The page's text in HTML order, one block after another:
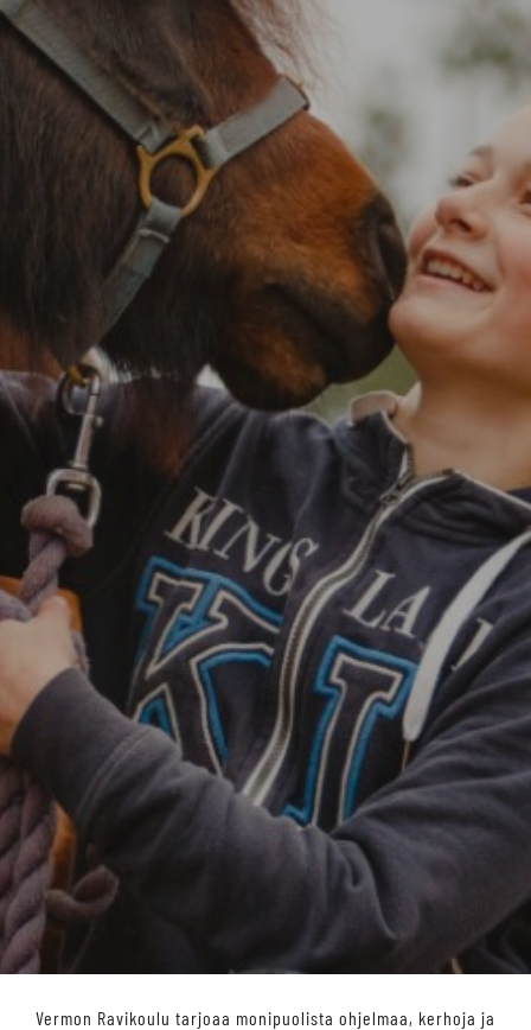
Vermon Ravikoulu tarjoaa monipuolista ohjelmaa, kerhoja ja